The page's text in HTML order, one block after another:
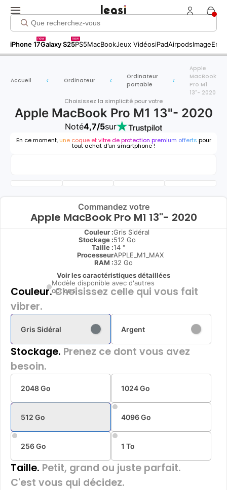
iPhone 17
new
Galaxy S25
new
PS5MacBookJeux VidéosiPadAirpodsImage
Accueil Ordinateur
Ordinateur
portable
Apple
MacBook
Pro M1
13"- 2020
Choisissez la simplicité pour votre
Apple MacBook Pro M1 13"- 2020
Noté4,7/5sur
En ce moment, une coque et vitre de protection premium offerts pour
tout achat d'un smartphone !
Commandez votre
Apple MacBook Pro M1 13"- 2020
Couleur :Gris Sidéral
Stockage :512 Go
Taille :14 "
ProcesseurAPPLE_M1_MAX
RAM :32 Go
Voir les caractéristiques détaillées
Modèle disponible avec d'autres
options
Couleur.Choisissez celle qui vous fait
vibrer.
Gris Sidéral Argent
Stockage. Prenez ce dont vous avez
besoin.
2048 Go 1024 Go
512 Go 4096 Go
256 Go 1 To
Taille. Petit, grand ou juste parfait.
C'est vous qui décidez.